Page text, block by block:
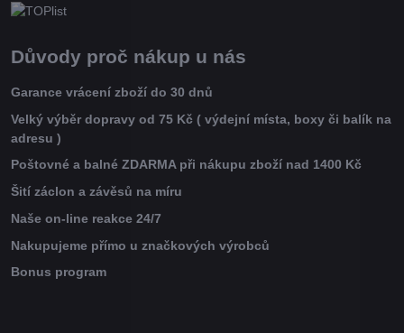
Důvody proč nákup u nás
Garance vrácení zboží do 30 dnů
Velký výběr dopravy od 75 Kč ( výdejní místa, boxy či balík na
adresu )
Poštovné a balné ZDARMA při nákupu zboží nad 1400 Kč
Šití záclon a závěsů na míru
Naše on-line reakce 24/7
Nakupujeme přímo u značkových výrobců
Bonus program